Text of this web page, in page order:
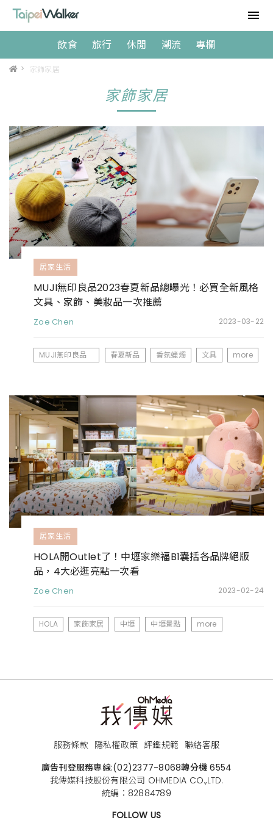
飲食 旅行 休閒 潮流 專欄
> 家飾家居
家飾家居
居家生活
MUJI無印良品2023春夏新品總曝光！必買全新風格
文具、家飾、美妝品一次推薦
Zoe Chen 2023-03-22
MUJI無印良品 春夏新品 香氛蠟燭 文具 more
居家生活
HOLA開Outlet了！中壢家樂福B1囊括各品牌絕版
品，4大必逛亮點一次看
Zoe Chen 2023-02-24
HOLA 家飾家居 中壢 中壢景點 more
服務條款 隱私權政策 評鑑規範 聯絡客服
廣告刊登服務專線:(02)2377-8068轉分機 6554
我傳媒科技股份有限公司 OHMEDIA CO.,LTD.
統編：82884789
FOLLOW US